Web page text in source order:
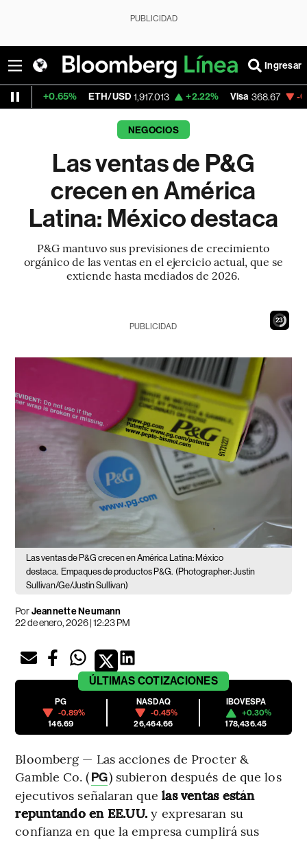
PUBLICIDAD
Ingresar
ETH/USD 1,917.013 +2.22% Visa 368.67 -0.25%
NEGOCIOS
Las ventas de P&G
crecen en América
Latina: México destaca
P&G mantuvo sus previsiones de crecimiento
orgánico de las ventas en el ejercicio actual, que se
extiende hasta mediados de 2026.
22
PUBLICIDAD
Las ventas de P&G crecen en América Latina: México
destaca. Empaques de productos P&G. (Photographer: Justin
Sullivan/Ge/Justin Sullivan)
PorJeannette Neumann
22 de enero, 2026 | 12:23 PM
ÚLTIMAS COTIZACIONES
PG
-0.89%
146.69
NASDAQ
-0.45%
26,464.66
IBOVESPA
+0.30%
178,436.45
Bloomberg — Las acciones de Procter &
Gamble Co. (PG) subieron después de que los
ejecutivos señalaran que las ventas están
repuntando en EE.UU. y expresaran su
confianza en que la empresa cumplirá sus